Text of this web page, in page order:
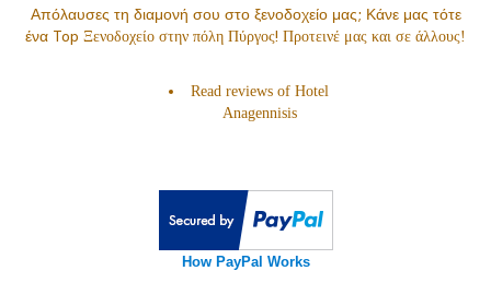
Απόλαυσες τη διαμονή σου στο ξενοδοχείο μας; Κάνε μας τότε
ένα Top Ξενοδοχείο στην πόλη Πύργος! Προτεινέ μας και σε άλλους!
Read reviews of Hotel
Anagennisis
How PayPal Works